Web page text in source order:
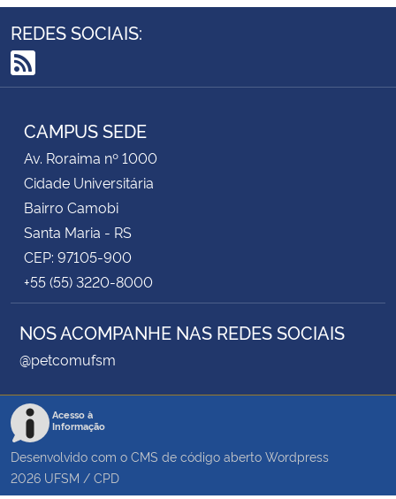
REDES SOCIAIS:
RSS
CAMPUS SEDE
Av. Roraima nº 1000
Cidade Universitária
Bairro Camobi
Santa Maria - RS
CEP: 97105-900
+55 (55) 3220-8000
NOS ACOMPANHE NAS REDES SOCIAIS
@petcomufsm
Acesso à
Informação
Desenvolvido com o CMS de código aberto Wordpress
2026 UFSM / CPD